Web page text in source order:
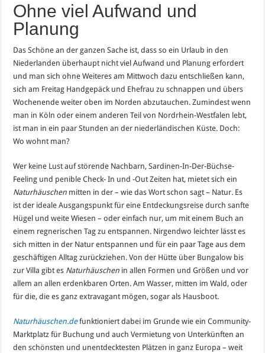
Ohne viel Aufwand und
Planung
Das Schöne an der ganzen Sache ist, dass so ein Urlaub in den
Niederlanden überhaupt nicht viel Aufwand und Planung erfordert
und man sich ohne Weiteres am Mittwoch dazu entschließen kann,
sich am Freitag Handgepäck und Ehefrau zu schnappen und übers
Wochenende weiter oben im Norden abzutauchen. Zumindest wenn
man in Köln oder einem anderen Teil von Nordrhein-Westfalen lebt,
ist man in ein paar Stunden an der niederländischen Küste. Doch:
Wo wohnt man?
Wer keine Lust auf störende Nachbarn, Sardinen-In-Der-Büchse-
Feeling und penible Check- In und -Out Zeiten hat, mietet sich ein
Naturhäuschen mitten in der – wie das Wort schon sagt – Natur. Es
ist der ideale Ausgangspunkt für eine Entdeckungsreise durch sanfte
Hügel und weite Wiesen – oder einfach nur, um mit einem Buch an
einem regnerischen Tag zu entspannen. Nirgendwo leichter lässt es
sich mitten in der Natur entspannen und für ein paar Tage aus dem
geschäftigen Alltag zurückziehen. Von der Hütte über Bungalow bis
zur Villa gibt es Naturhäuschen in allen Formen und Größen und vor
allem an allen erdenkbaren Orten. Am Wasser, mitten im Wald, oder
für die, die es ganz extravagant mögen, sogar als Hausboot.
Naturhäuschen.defunktioniert dabei im Grunde wie ein Community-
Marktplatz für Buchung und auch Vermietung von Unterkünften an
den schönsten und unentdecktesten Plätzen in ganz Europa – weit